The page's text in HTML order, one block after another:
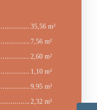
35,56 m²
7,56 m²
2,60 m²
1,10 m²
9,95 m²
2,32 m²